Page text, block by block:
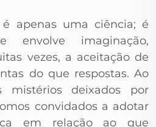
apenas uma ciência; é
envolve imaginação,
vezes, a aceitação de
do que respostas. Ao
mistérios deixados por
convidados a adotar
em relação ao que